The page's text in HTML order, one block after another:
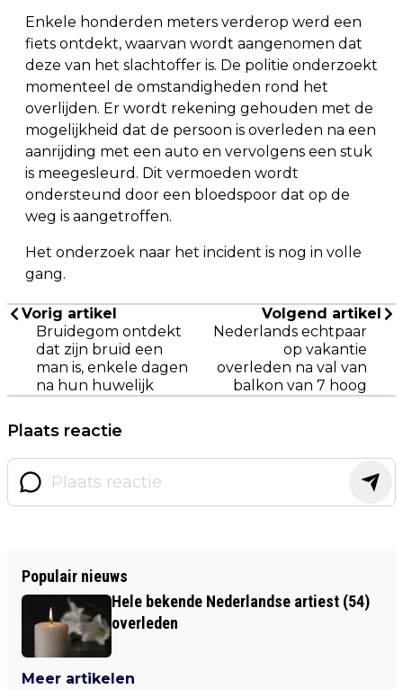
Enkele honderden meters verderop werd een
fiets ontdekt, waarvan wordt aangenomen dat
deze van het slachtoffer is. De politie onderzoekt
momenteel de omstandigheden rond het
overlijden. Er wordt rekening gehouden met de
mogelijkheid dat de persoon is overleden na een
aanrijding met een auto en vervolgens een stuk
is meegesleurd. Dit vermoeden wordt
ondersteund door een bloedspoor dat op de
weg is aangetroffen.
Het onderzoek naar het incident is nog in volle
gang.
Vorig artikel
Bruidegom ontdekt
dat zijn bruid een
man is, enkele dagen
na hun huwelijk
Volgend artikel
Nederlands echtpaar
op vakantie
overleden na val van
balkon van 7 hoog
Plaats reactie
Populair nieuws
Hele bekende Nederlandse artiest (54)
overleden
Meer artikelen